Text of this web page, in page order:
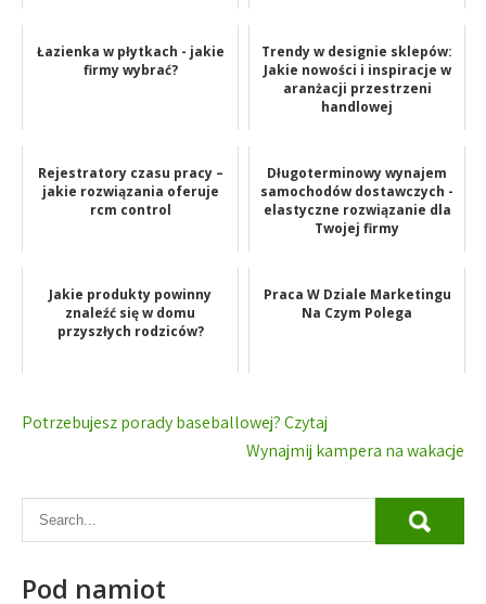
Łazienka w płytkach - jakie
firmy wybrać?
Trendy w designie sklepów:
Jakie nowości i inspiracje w
aranżacji przestrzeni
handlowej
Rejestratory czasu pracy –
jakie rozwiązania oferuje
rcm control
Długoterminowy wynajem
samochodów dostawczych -
elastyczne rozwiązanie dla
Twojej firmy
Jakie produkty powinny
znaleźć się w domu
przyszłych rodziców?
Praca W Dziale Marketingu
Na Czym Polega
Nawigacja
Potrzebujesz porady baseballowej? Czytaj
Wynajmij kampera na wakacje
Pod namiot